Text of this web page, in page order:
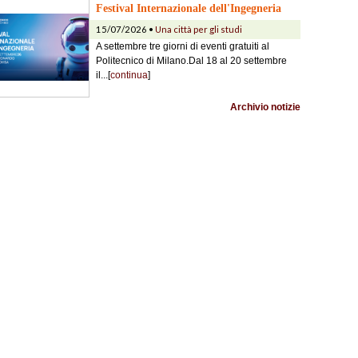
Festival Internazionale dell'Ingegneria
15/07/2026 • Una città per gli studi
A settembre tre giorni di eventi gratuiti al
Politecnico di Milano.Dal 18 al 20 settembre
il...[continua]
Archivio notizie